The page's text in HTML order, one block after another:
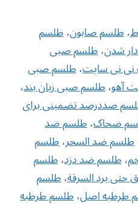
،طلسم صابون،طلسم
شدن،طلسم صبی
نی سایت،طلسم صبی
آهو،طلسم صبی زبان بند،
صددرصد تضمینی برای
ضحاک،طلسم ضد
طلسم ضد السحر،طلسم
،طلسم ضد دزد،طلسم
يرد السرقة،طلسم
طرطبه اصل،طلسم طرطبه